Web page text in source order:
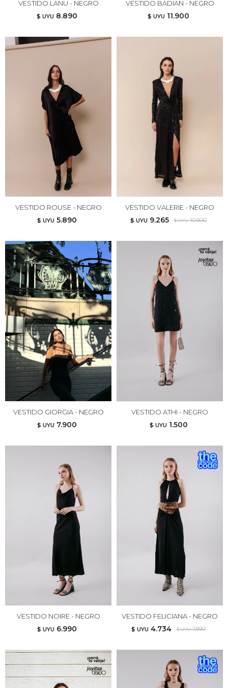
VESTIDO LANU - NEGRO
$ UYU 8.890
VESTIDO BADIAN - NEGRO
$ UYU 11.900
VESTIDO ROUSE - NEGRO
$ UYU 5.890
VESTIDO VALERIE - NEGRO
$ UYU 9.265 $ UYU 10.900
VESTIDO GIORGIA - NEGRO
$ UYU 7.900
VESTIDO ATHI - NEGRO
$ UYU 1.500
VESTIDO NOIRE - NEGRO
$ UYU 6.990
VESTIDO FELICIANA - NEGRO
$ UYU 4.734 $ UYU 7.890